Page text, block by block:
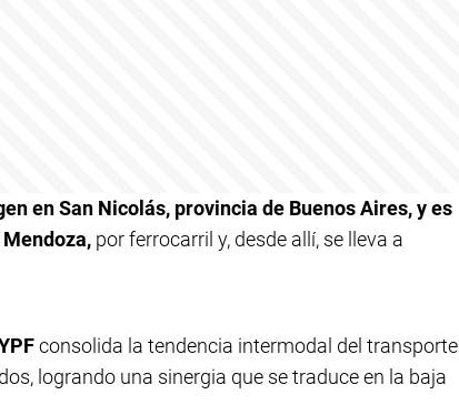
en San Nicolás, provincia de Buenos Aires, y es
por ferrocarril y, desde allí, se lleva a
consolida la tendencia intermodal del transporte
logrando una sinergia que se traduce en la baja